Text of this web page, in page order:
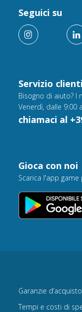
Servizio clienti
Bisogno di aiuto? I
Venerdì, dalle 9:00
chiamaci al
Seguici su
Gioca con noi
Scarica l'app
Garanzie d’acquisto
Tempi e costi di